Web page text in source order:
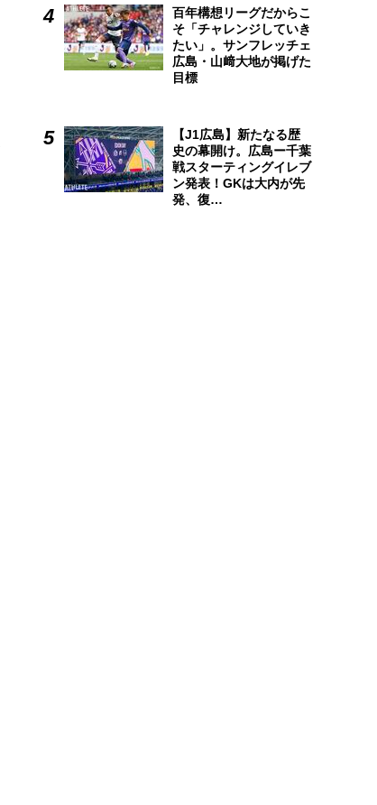
百年構想リーグだからこ
そ「チャレンジしていき
たい」。サンフレッチェ
広島・山﨑大地が掲げた
目標
【J1広島】新たなる歴
史の幕開け。広島ー千葉
戦スターティングイレブ
ン発表！GKは大内が先
発、復…